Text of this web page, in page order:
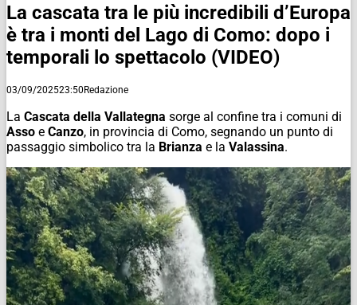
La cascata tra le più incredibili d’Europa
è tra i monti del Lago di Como: dopo i
temporali lo spettacolo (VIDEO)
03/09/202523:50Redazione
La Cascata della Vallategna sorge al confine tra i comuni di
Asso e Canzo, in provincia di Como, segnando un punto di
passaggio simbolico tra la Brianza e la Valassina.